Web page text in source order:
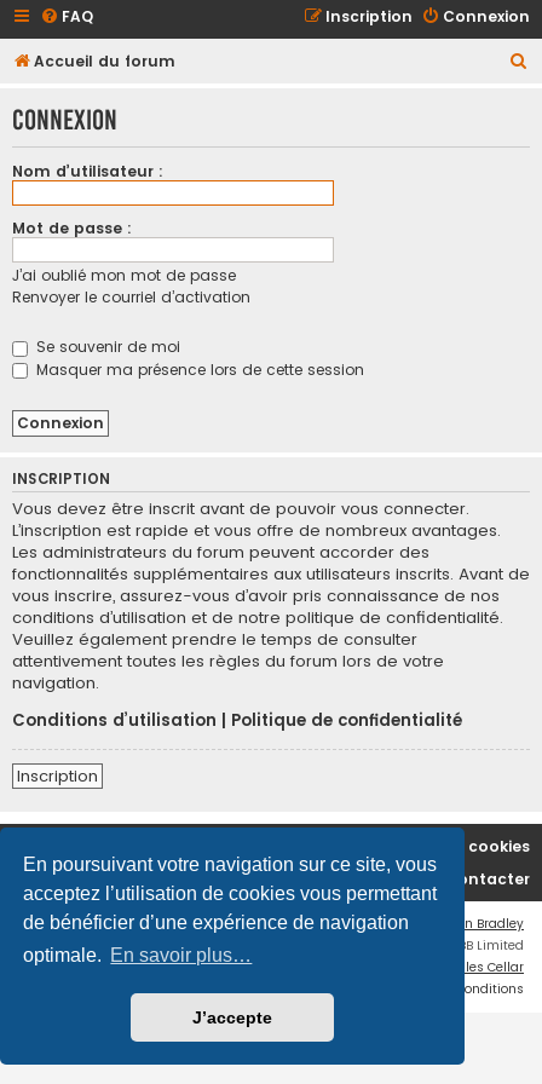
En poursuivant votre navigation sur ce site, vous
acceptez l’utilisation de cookies vous permettant
de bénéficier d’une expérience de navigation
optimale. En savoir plus…
J’accepte
FAQ Connexion
Inscription
Accueil du forum
h
Connexion
Nom d’utilisateur :
Mot de passe :
J’ai oublié mon mot de passe
Renvoyer le courriel d’activation
Se souvenir de moi
Masquer ma présence lors de cette session
INSCRIPTION
Vous devez être inscrit avant de pouvoir vous connecter.
L’inscription est rapide et vous offre de nombreux avantages.
Les administrateurs du forum peuvent accorder des
fonctionnalités supplémentaires aux utilisateurs inscrits. Avant de
vous inscrire, assurez-vous d’avoir pris connaissance de nos
conditions d’utilisation et de notre politique de confidentialité.
Veuillez également prendre le temps de consulter
attentivement toutes les règles du forum lors de votre
navigation.
Conditions d’utilisation
Politique de confidentialité
Inscription
Supprimer les cookies
Nous contacter
Flat Style by
Ian Bradley
Développé par
® Forum Software © phpBB Limited
Traduction française officielle
Miles Cellar
Conditions